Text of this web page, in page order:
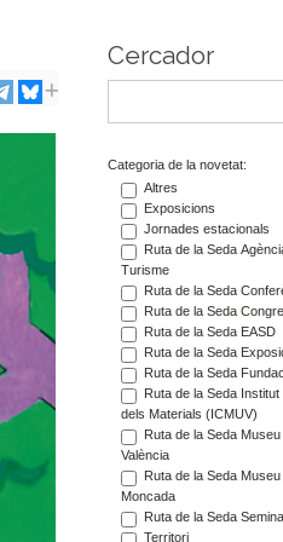
Cercador
Categoria de la novetat:
Altres
Exposicions
Jornades estacionals
Ruta de la Seda
Turisme
Ruta de la Seda
Ruta de la Seda
Ruta de la Seda EASD
Ruta de la Seda
Ruta de la Seda
Ruta de la Seda
dels Materials (ICMUV)
Ruta de la Seda
València
Ruta de la Seda
Moncada
Ruta de la Seda
Territori